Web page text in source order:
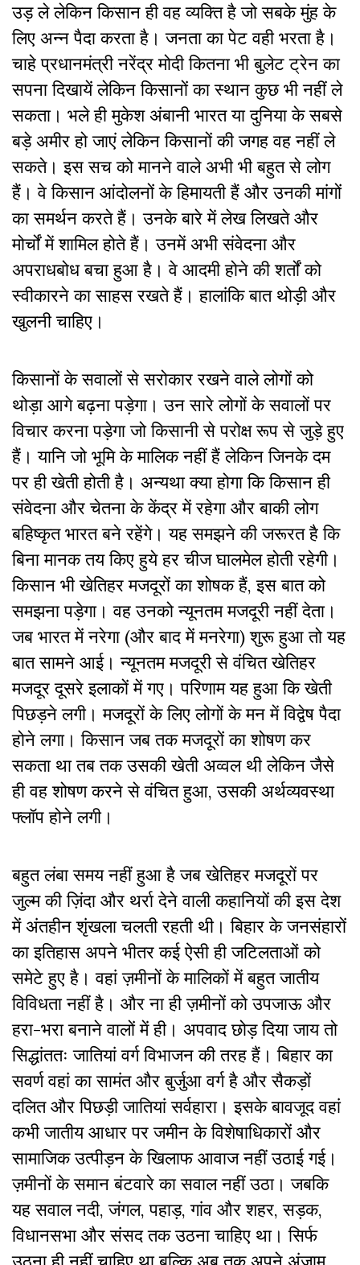
उड़ ले लेकिन किसान ही वह व्यक्ति है जो सबके मुंह के
लिए अन्न पैदा करता है। जनता का पेट वही भरता है।
चाहे प्रधानमंत्री नरेंद्र मोदी कितना भी बुलेट ट्रेन का
सपना दिखायें लेकिन किसानों का स्थान कुछ भी नहीं ले
सकता। भले ही मुकेश अंबानी भारत या दुनिया के सबसे
बड़े अमीर हो जाएं लेकिन किसानों की जगह वह नहीं ले
सकते। इस सच को मानने वाले अभी भी बहुत से लोग
हैं। वे किसान आंदोलनों के हिमायती हैं और उनकी मांगों
का समर्थन करते हैं। उनके बारे में लेख लिखते और
मोर्चों में शामिल होते हैं। उनमें अभी संवेदना और
अपराधबोध बचा हुआ है। वे आदमी होने की शर्तों को
स्वीकारने का साहस रखते हैं। हालांकि बात थोड़ी और
खुलनी चाहिए।
किसानों के सवालों से सरोकार रखने वाले लोगों को
थोड़ा आगे बढ़ना पड़ेगा। उन सारे लोगों के सवालों पर
विचार करना पड़ेगा जो किसानी से परोक्ष रूप से जुड़े हुए
हैं। यानि जो भूमि के मालिक नहीं हैं लेकिन जिनके दम
पर ही खेती होती है। अन्यथा क्या होगा कि किसान ही
संवेदना और चेतना के केंद्र में रहेगा और बाकी लोग
बहिष्कृत भारत बने रहेंगे। यह समझने की जरूरत है कि
बिना मानक तय किए हुये हर चीज घालमेल होती रहेगी।
किसान भी खेतिहर मजदूरों का शोषक हैं, इस बात को
समझना पड़ेगा। वह उनको न्यूनतम मजदूरी नहीं देता।
जब भारत में नरेगा (और बाद में मनरेगा) शुरू हुआ तो यह
बात सामने आई। न्यूनतम मजदूरी से वंचित खेतिहर
मजदूर दूसरे इलाकों में गए। परिणाम यह हुआ कि खेती
पिछड़ने लगी। मजदूरों के लिए लोगों के मन में विद्वेष पैदा
होने लगा। किसान जब तक मजदूरों का शोषण कर
सकता था तब तक उसकी खेती अव्वल थी लेकिन जैसे
ही वह शोषण करने से वंचित हुआ, उसकी अर्थव्यवस्था
फ्लॉप होने लगी।
बहुत लंबा समय नहीं हुआ है जब खेतिहर मजदूरों पर
जुल्म की ज़िंदा और थर्रा देने वाली कहानियों की इस देश
में अंतहीन शृंखला चलती रहती थी। बिहार के जनसंहारों
का इतिहास अपने भीतर कई ऐसी ही जटिलताओं को
समेटे हुए है। वहां ज़मीनों के मालिकों में बहुत जातीय
विविधता नहीं है। और ना ही ज़मीनों को उपजाऊ और
हरा-भरा बनाने वालों में ही। अपवाद छोड़ दिया जाय तो
सिद्धांततः जातियां वर्ग विभाजन की तरह हैं। बिहार का
सवर्ण वहां का सामंत और बुर्जुआ वर्ग है और सैकड़ों
दलित और पिछड़ी जातियां सर्वहारा। इसके बावजूद वहां
कभी जातीय आधार पर जमीन के विशेषाधिकारों और
सामाजिक उत्पीड़न के खिलाफ आवाज नहीं उठाई गई।
ज़मीनों के समान बंटवारे का सवाल नहीं उठा। जबकि
यह सवाल नदी, जंगल, पहाड़, गांव और शहर, सड़क,
विधानसभा और संसद तक उठना चाहिए था। सिर्फ